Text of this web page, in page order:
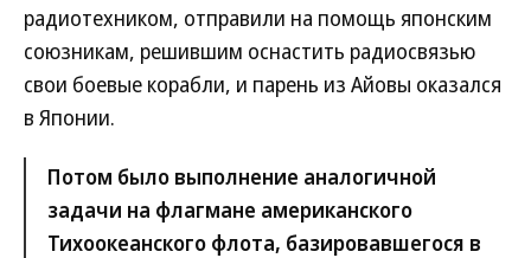
радиотехником, отправили на помощь японским
союзникам, решившим оснастить радиосвязью
свои боевые корабли, и парень из Айовы оказался
в Японии.
Потом было выполнение аналогичной
задачи на флагмане американского
Тихоокеанского флота, базировавшегося в